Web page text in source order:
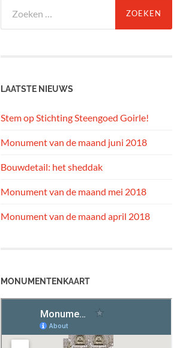
naar:
LAATSTE NIEUWS
Stem op Stichting Steengoed Goirle!
Monument van de maand juni 2018
Bouwdetail: het sheddak
Monument van de maand mei 2018
Monument van de maand april 2018
MONUMENTENKAART